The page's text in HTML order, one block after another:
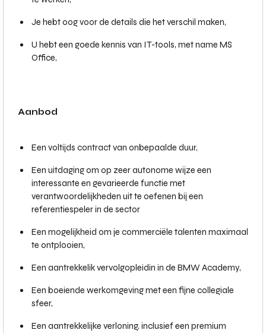
Je hebt oog voor de details die het verschil maken,
U hebt een goede kennis van IT-tools, met name MS
Office,
Aanbod
Een voltijds contract van onbepaalde duur,
Een uitdaging om op zeer autonome wijze een
interessante en gevarieerde functie met
verantwoordelijkheden uit te oefenen bij een
referentiespeler in de sector
Een mogelijkheid om je commerciële talenten maximaal
te ontplooien,
Een aantrekkelik vervolgopleidin in de BMW Academy,
Een boeiende werkomgeving met een fijne collegiale
sfeer,
Een aantrekkelijke verloning, inclusief een premium